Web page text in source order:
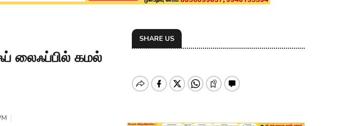
லைஃப்பில் கமல்
SHARE US